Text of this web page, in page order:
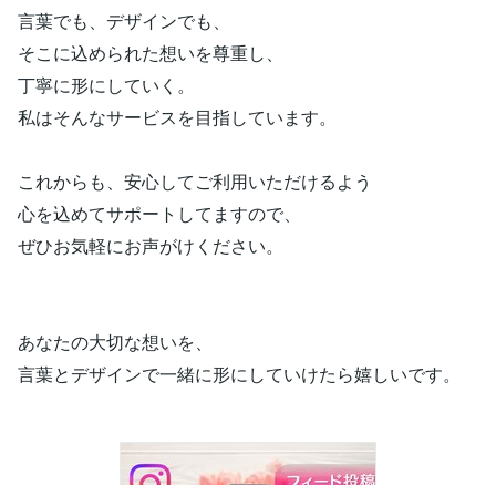
言葉でも、デザインでも、
そこに込められた想いを尊重し、
丁寧に形にしていく。
私はそんなサービスを目指しています。
これからも、安心してご利用いただけるよう
心を込めてサポートしてますので、
ぜひお気軽にお声がけください。
あなたの大切な想いを、
言葉とデザインで一緒に形にしていけたら嬉しいです。